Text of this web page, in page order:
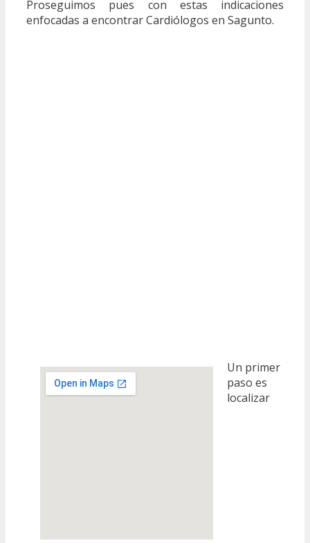
Proseguimos pues con estas indicaciones
enfocadas a encontrar Cardiólogos en Sagunto.
Un primer
paso es
localizar